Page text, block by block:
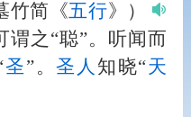
竹简《五行》）
谓之“聪”。听闻而
圣”。圣 人 知晓“天